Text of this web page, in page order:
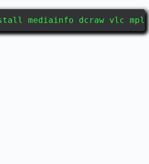
mediainfo dcraw vlc